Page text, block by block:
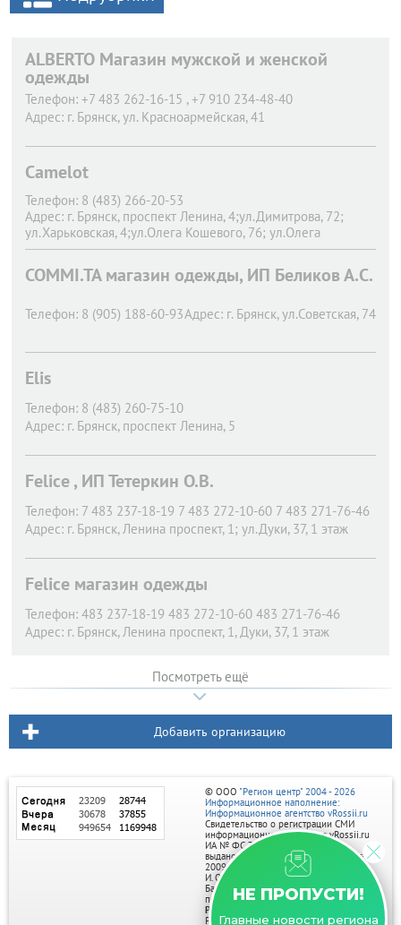
ALBERTO Магазин мужской и женской
одежды
Телефон: +7 483 262-16-15 , +7 910 234-48-40
Адрес: г. Брянск, ул. Красноармейская, 41
Camelot
Телефон: 8 (483) 266-20-53
Адрес: г. Брянск, проспект Ленина, 4;ул.Димитрова, 72;​
ул.Харьковская, 4;ул.Олега Кошевого, 76; ул.Олега
Кошевого, 76а
COMMI.TA магазин одежды, ИП Беликов А.С.
Телефон: 8 (905) 188-60-93Адрес: г. Брянск, ул.Советская, 74
Elis
Телефон: 8 (483) 260-75-10
Адрес: г. Брянск, проспект ​Ленина, 5​
Felice , ИП Тетеркин О.В.
Телефон: 7 483 237-18-19 7 483 272-10-60 7 483 271-76-46
Адрес: г. Брянск, Ленина проспект, 1; ул.Дуки, 37, 1 этаж
Felice магазин одежды
Телефон: 483 237-18-19 483 272-10-60 483 271-76-46
Адрес: г. Брянск, Ленина проспект, 1, Дуки, 37, 1 этаж
Посмотреть ещё
Добавить организацию
НЕ ПРОПУСТИ!
Главные новости региона
© ООО "Регион центр" 2004 - 2026
Информационное наполнение:
Информационное агентство vRossii.ru
Свидетельство о регистрации СМИ
информационного агентства vRossii.ru
ИА № ФС 77‑35502
выдано РОСКОМНАДЗОРом 04 марта
2009г.
И. О. Главного редактора Нарыков А. Н.
Баннеры на портале размещаются на
правах рекламы.
Реклама на портале:
Рекламное агентство "Умный маркетинг"